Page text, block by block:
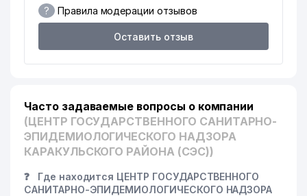
? Правила модерации отзывов
Оставить отзыв
Часто задаваемые вопросы о компании
(ЦЕНТР ГОСУДАРСТВЕННОГО САНИТАРНО-
ЭПИДЕМИОЛОГИЧЕСКОГО НАДЗОРА
КАРАКУЛЬСКОГО РАЙОНА (СЭС))
❓
Где находится ЦЕНТР ГОСУДАРСТВЕННОГО
САНИТАРНО-ЭПИДЕМИОЛОГИЧЕСКОГО НАДЗОРА